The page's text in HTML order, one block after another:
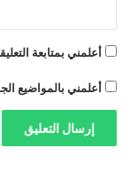
أعلمني بمتابعة
أعلمني بالمواضيع